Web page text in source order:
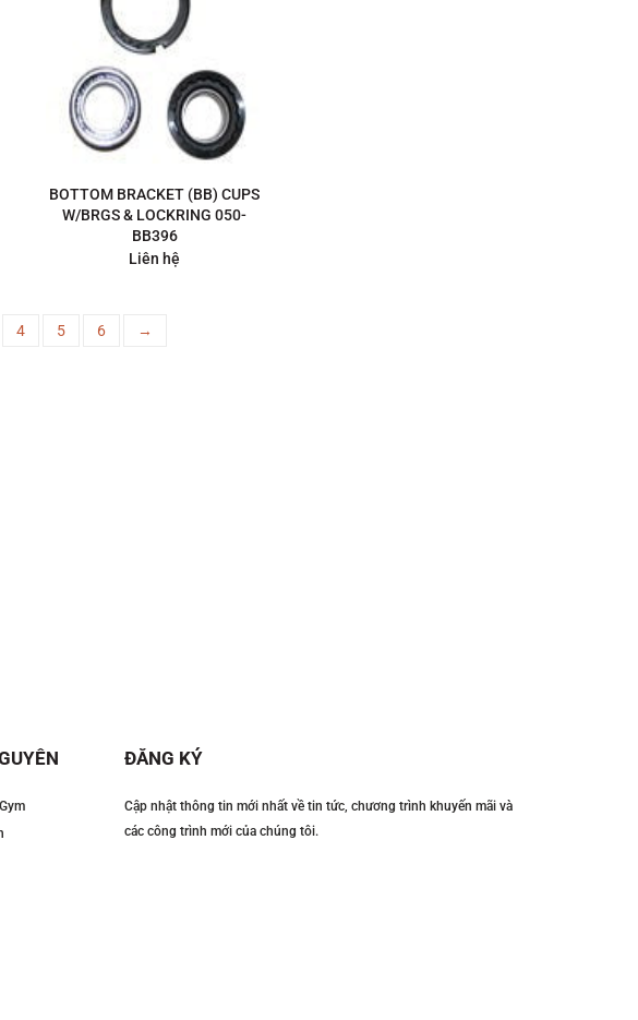
BOTTOM BRACKET (BB) CUPS
W/BRGS & LOCKRING 050-
BB396
Liên hệ
4 5 6 →
ĐĂNG KÝ
Cập nhật thông tin mới nhất về tin tức, chương trình khuyến mãi và
các công trình mới của chúng tôi.